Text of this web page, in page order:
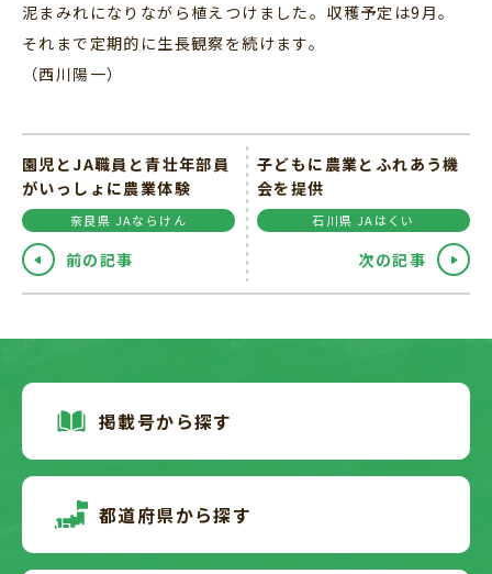
泥まみれになりながら植えつけました。収穫予定は9月。
それまで定期的に生長観察を続けます。
（西川陽一）
園児とJA職員と青壮年部員
がいっしょに農業体験
奈良県 JAならけん
前の記事
子どもに農業とふれあう機
会を提供
石川県 JAはくい
次の記事
掲載号から探す
都道府県から探す